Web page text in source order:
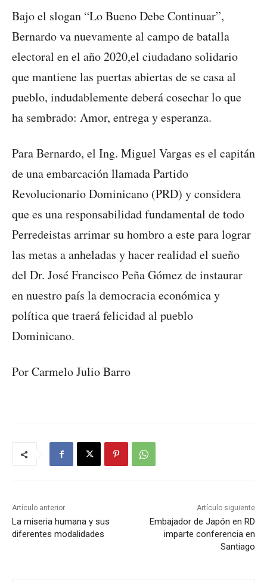
Bajo el slogan “Lo Bueno Debe Continuar”,
Bernardo va nuevamente al campo de batalla
electoral en el año 2020,el ciudadano solidario
que mantiene las puertas abiertas de se casa al
pueblo, indudablemente deberá cosechar lo que
ha sembrado: Amor, entrega y esperanza.
Para Bernardo, el Ing. Miguel Vargas es el capitán
de una embarcación llamada Partido
Revolucionario Dominicano (PRD) y considera
que es una responsabilidad fundamental de todo
Perredeistas arrimar su hombro a este para lograr
las metas a anheladas y hacer realidad el sueño
del Dr. José Francisco Peña Gómez de instaurar
en nuestro país la democracia económica y
política que traerá felicidad al pueblo
Dominicano.
Por Carmelo Julio Barro
Artículo anterior
La miseria humana y sus
diferentes modalidades
Artículo siguiente
Embajador de Japón en RD
imparte conferencia en
Santiago